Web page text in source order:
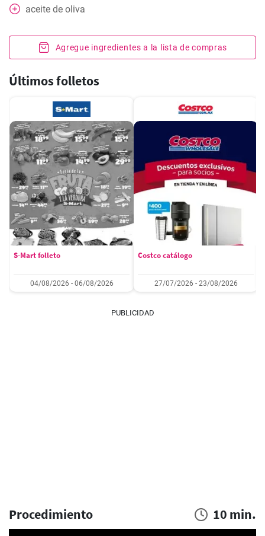
aceite de oliva
Agregue ingredientes a la lista de compras
Últimos folletos
S-Mart folleto
04/08/2026 - 06/08/2026
Costco catálogo
27/07/2026 - 23/08/2026
PUBLICIDAD
Procedimiento 10 min.